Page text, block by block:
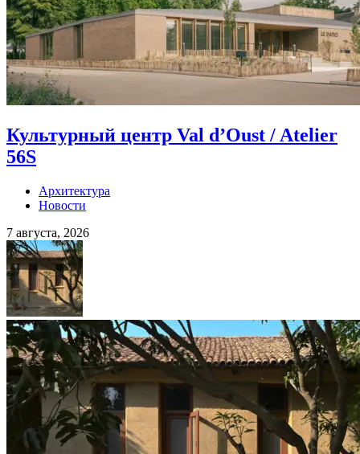
Культурный центр Val d’Oust / Atelier
56S
Архитектура
Новости
7 августа, 2026